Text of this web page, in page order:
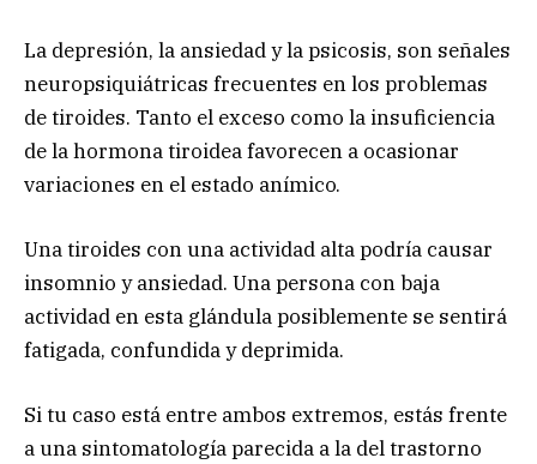
La depresión, la ansiedad y la psicosis, son señales
neuropsiquiátricas frecuentes en los problemas
de tiroides. Tanto el exceso como la insuficiencia
de la hormona tiroidea favorecen a ocasionar
variaciones en el estado anímico.
Una tiroides con una actividad alta podría causar
insomnio y ansiedad. Una persona con baja
actividad en esta glándula posiblemente se sentirá
fatigada, confundida y deprimida.
Si tu caso está entre ambos extremos, estás frente
a una sintomatología parecida a la del trastorno